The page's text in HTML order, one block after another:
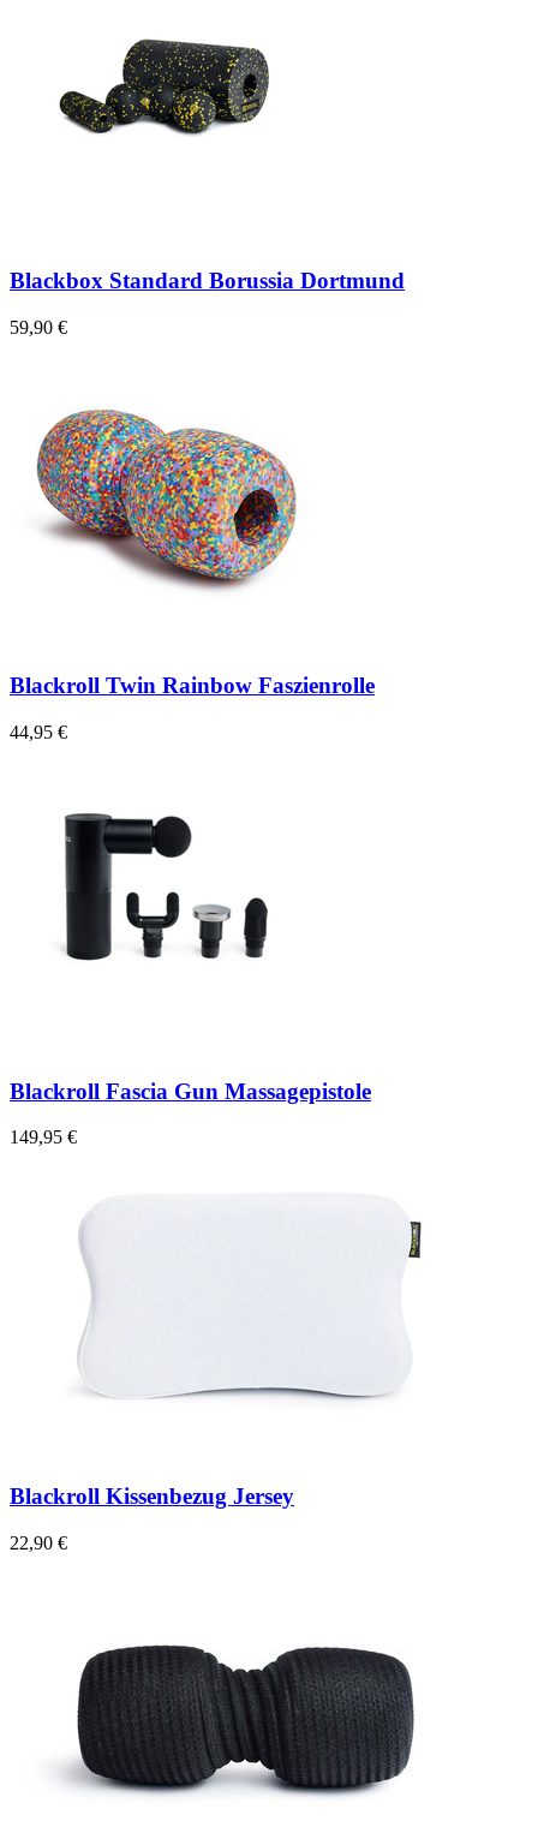
Blackbox Standard Borussia Dortmund
59,90 €
Blackroll Twin Rainbow Faszienrolle
44,95 €
Blackroll Fascia Gun Massagepistole
149,95 €
Blackroll Kissenbezug Jersey
22,90 €